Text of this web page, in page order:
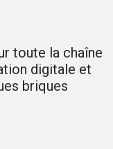
toute la chaîne
digitale et
briques